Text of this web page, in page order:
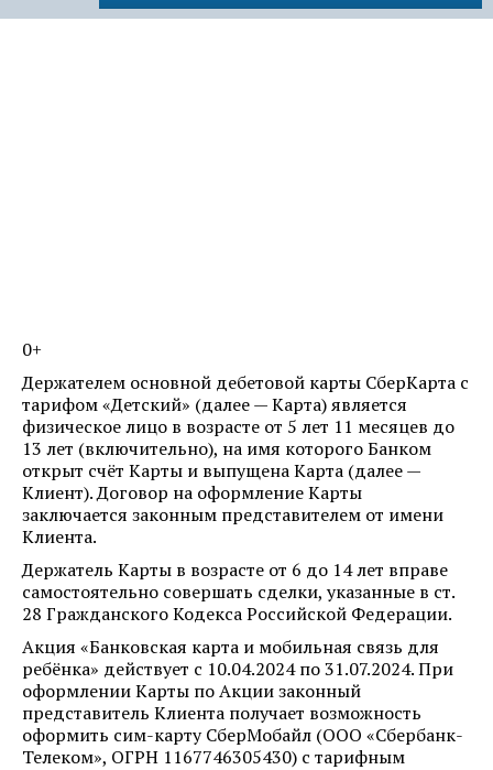
0+
Держателем основной дебетовой карты СберКарта с
тарифом «Детский» (далее — Карта) является
физическое лицо в возрасте от 5 лет 11 месяцев до
13 лет (включительно), на имя которого Банком
открыт счёт Карты и выпущена Карта (далее —
Клиент). Договор на оформление Карты
заключается законным представителем от имени
Клиента.
Держатель Карты в возрасте от 6 до 14 лет вправе
самостоятельно совершать сделки, указанные в ст.
28 Гражданского Кодекса Российской Федерации.
Акция «Банковская карта и мобильная связь для
ребёнка» действует с 10.04.2024 по 31.07.2024. При
оформлении Карты по Акции законный
представитель Клиента получает возможность
оформить сим-карту СберМобайл (ООО «Сбербанк-
Телеком», ОГРН 1167746305430) с тарифным